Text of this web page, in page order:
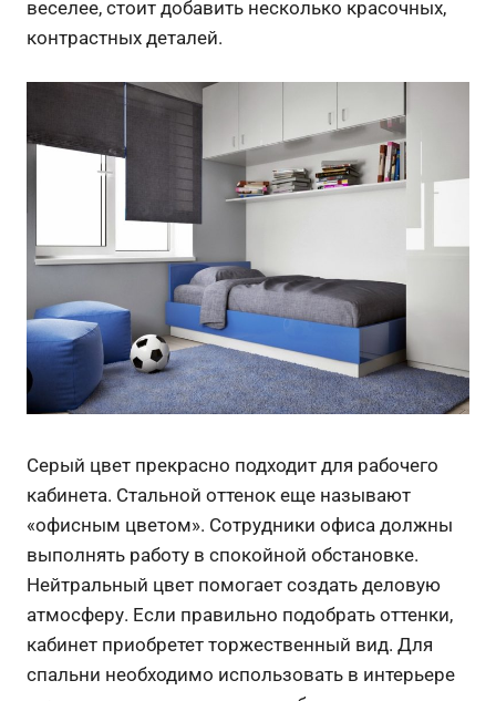
веселее, стоит добавить несколько красочных,
контрастных деталей.
Серый цвет прекрасно подходит для рабочего
кабинета. Стальной оттенок еще называют
«офисным цветом». Сотрудники офиса должны
выполнять работу в спокойной обстановке.
Нейтральный цвет помогает создать деловую
атмосферу. Если правильно подобрать оттенки,
кабинет приобретет торжественный вид. Для
спальни необходимо использовать в интерьере